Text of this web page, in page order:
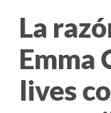
La
Emma
lives